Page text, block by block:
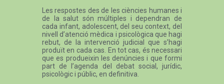
Les respostes des de les ciències humanes i
de la salut són múltiples i dependran de
cada infant, adolescent, del seu context, del
nivell d’atenció mèdica i psicològica que hagi
rebut, de la intervenció judicial que s’hagi
produït en cada cas. En tot cas, és necessari
que es produeixin les denúncies i que formi
part de l’agenda del debat social, jurídic,
psicològic i públic, en definitiva.